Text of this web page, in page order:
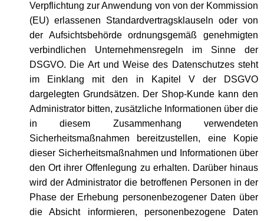
Verpflichtung zur Anwendung von von der Kommission
(EU) erlassenen Standardvertragsklauseln oder von
der Aufsichtsbehörde ordnungsgemäß genehmigten
verbindlichen Unternehmensregeln im Sinne der
DSGVO. Die Art und Weise des Datenschutzes steht
im Einklang mit den in Kapitel V der DSGVO
dargelegten Grundsätzen. Der Shop-Kunde kann den
Administrator bitten, zusätzliche Informationen über die
in diesem Zusammenhang verwendeten
Sicherheitsmaßnahmen bereitzustellen, eine Kopie
dieser Sicherheitsmaßnahmen und Informationen über
den Ort ihrer Offenlegung zu erhalten. Darüber hinaus
wird der Administrator die betroffenen Personen in der
Phase der Erhebung personenbezogener Daten über
die Absicht informieren, personenbezogene Daten